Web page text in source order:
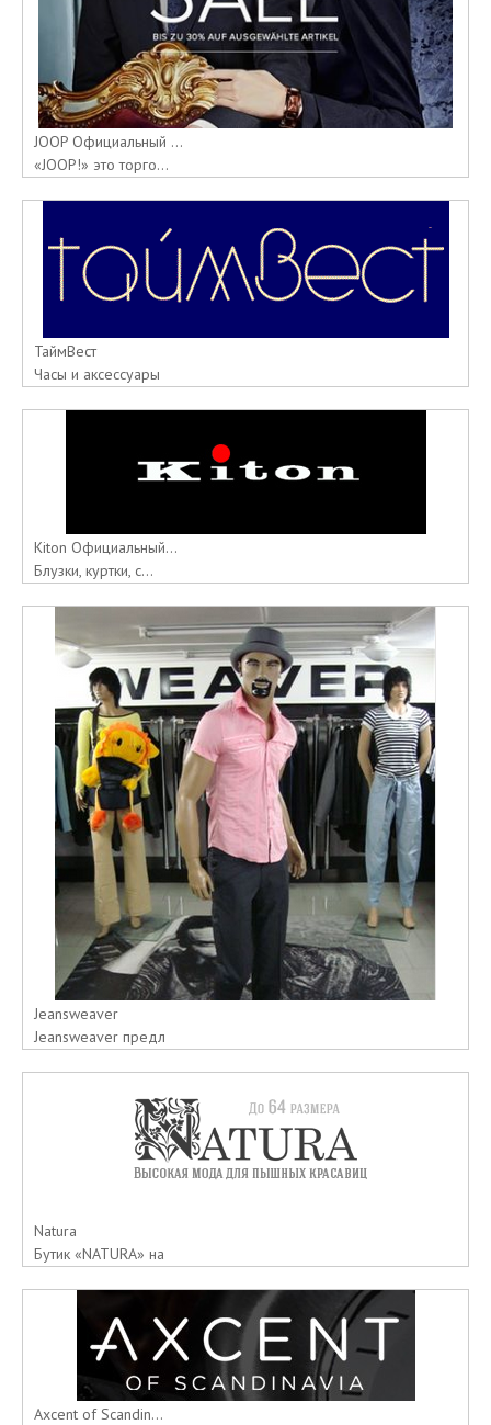
JOOP Официальный ...
«JOOP!» это торго...
ТаймВест
Часы и аксессуары
Kiton Официальный...
Блузки, куртки, с...
Jeansweaver
Jeansweaver предл
Natura
Бутик «NATURA» на
Axcent of Scandin...